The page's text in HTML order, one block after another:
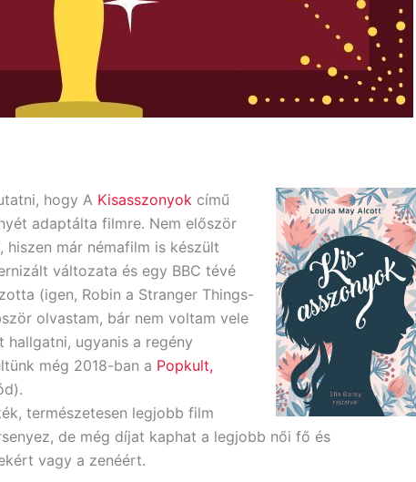
hogy A Kisasszonyok című
adaptálta filmre. Nem először
már némafilm is készült
változata és egy BBC tévé
(igen, Robin a Stranger Things-
olvastam, bár nem voltam vele
hallgatni, ugyanis a regény
még 2018-ban a Popkult,
természetesen legjobb film
de még díjat kaphat a legjobb női fő és
vagy a zenéért.